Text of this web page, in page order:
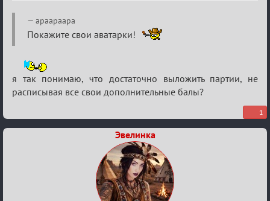
Re:
Обсуждение
Охоты
за
скальпами
apaapaapa
Покажите свои аватарки!
я так понимаю, что достаточно выложить партии, не
расписывая все свои дополнительные балы?
1
Эвелинка